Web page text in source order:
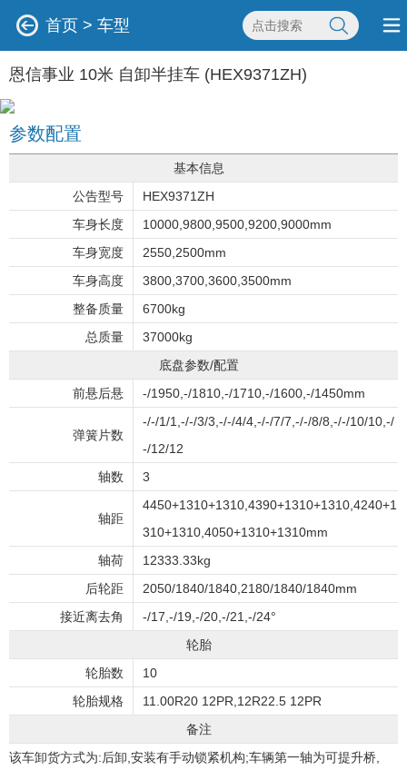
首页 > 车型
恩信事业 10米 自卸半挂车 (HEX9371ZH)
参数配置
基本信息
公告型号
HEX9371ZH
车身长度
10000,9800,9500,9200,9000mm
车身宽度
2550,2500mm
车身高度
3800,3700,3600,3500mm
整备质量
6700kg
总质量
37000kg
底盘参数/配置
前悬后悬
-/1950,-/1810,-/1710,-/1600,-/1450mm
弹簧片数
-/-/1/1,-/-/3/3,-/-/4/4,-/-/7/7,-/-/8/8,-/-/10/10,-/
-/12/12
轴数
3
轴距
4450+1310+1310,4390+1310+1310,4240+1
310+1310,4050+1310+1310mm
轴荷
12333.33kg
后轮距
2050/1840/1840,2180/1840/1840mm
接近离去角
-/17,-/19,-/20,-/21,-/24°
轮胎
轮胎数
10
轮胎规格
11.00R20 12PR,12R22.5 12PR
备注
该车卸货方式为:后卸,安装有手动锁紧机构;车辆第一轴为可提升桥,